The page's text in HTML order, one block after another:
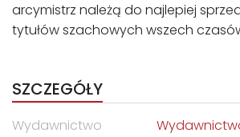
arcymistrz należą do najlepiej
tytułów szachowych wszech
SZCZEGÓŁY
Wydawnictwo